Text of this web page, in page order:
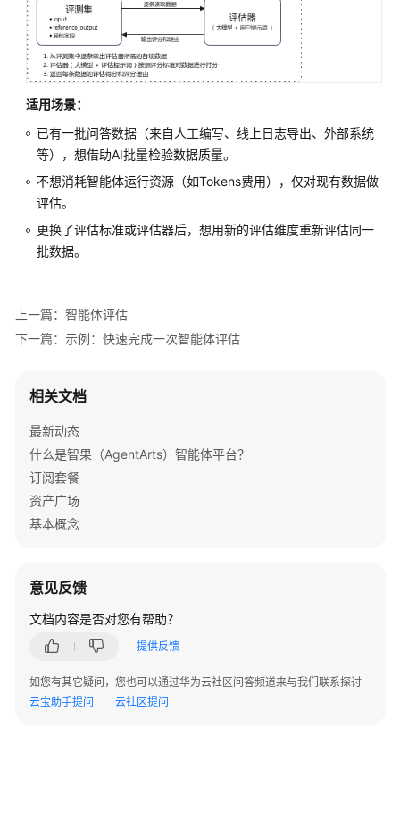
适用场景：
已有一批问答数据（来自人工编写、线上日志导出、外部系统
等），想借助AI批量检验数据质量。
不想消耗智能体运行资源（如Tokens费用），仅对现有数据做
评估。
更换了评估标准或评估器后，想用新的评估维度重新评估同一
批数据。
上一篇：智能体评估
下一篇：示例：快速完成一次智能体评估
相关文档
最新动态
什么是智果（AgentArts）智能体平台？
订阅套餐
资产广场
基本概念
意见反馈
文档内容是否对您有帮助？
提供反馈
如您有其它疑问，您也可以通过华为云社区问答频道来与我们联系探讨
云宝助手提问
云社区提问